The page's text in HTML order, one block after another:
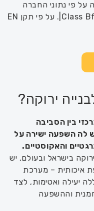
פי נתוני החברה
כעומדת בדירוג: Class Bfl-s1 (EN 13501-1)|. על פי תקן EN
ירוקה?
בין הסביבה
לה השפעה ישירה על
והאקוסטיים.
בישראל ובעולם, יש
איכותית – מערכת
יעילה ואטימות, לצד
וההשפעה